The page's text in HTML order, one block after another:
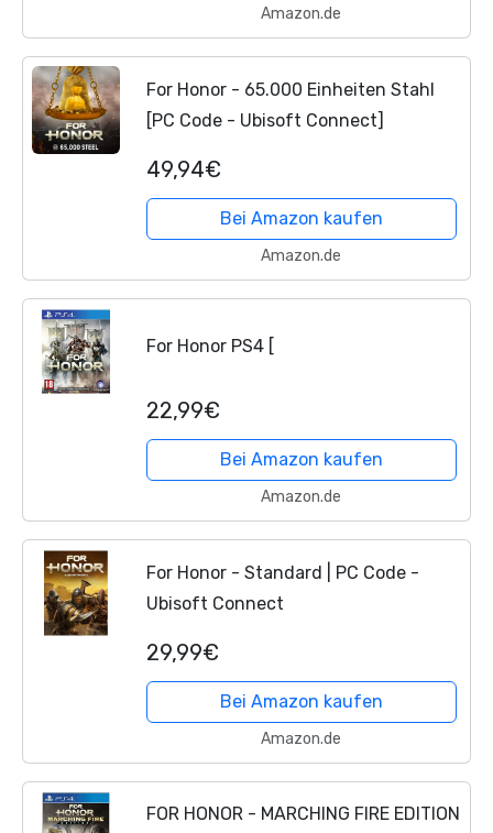
Amazon.de
For Honor - 65.000 Einheiten Stahl
[PC Code - Ubisoft Connect]
49,94€
Bei Amazon kaufen
Amazon.de
For Honor PS4 [
22,99€
Bei Amazon kaufen
Amazon.de
For Honor - Standard | PC Code -
Ubisoft Connect
29,99€
Bei Amazon kaufen
Amazon.de
FOR HONOR - MARCHING FIRE EDITION